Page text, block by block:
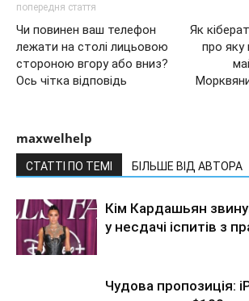
попередня стаття
Чи повинен ваш телефон
лежати на столі лицьовою
стороною вгору або вниз?
Ось чітка відповідь
Як
про яку
maxwelhelp
СТАТТІ ПО ТЕМІ БІЛЬШЕ ВІД АВТОРА
Кім Кардашьян
у несдачі іспитів з
Чудова пропозиція: